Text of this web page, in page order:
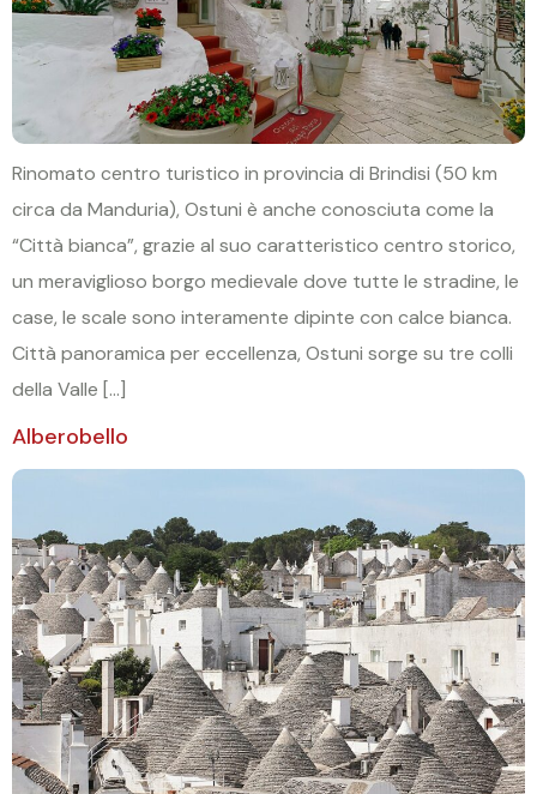
Rinomato centro turistico in provincia di Brindisi (50 km
circa da Manduria), Ostuni è anche conosciuta come la
“Città bianca”, grazie al suo caratteristico centro storico,
un meraviglioso borgo medievale dove tutte le stradine, le
case, le scale sono interamente dipinte con calce bianca.
Città panoramica per eccellenza, Ostuni sorge su tre colli
della Valle […]
Alberobello